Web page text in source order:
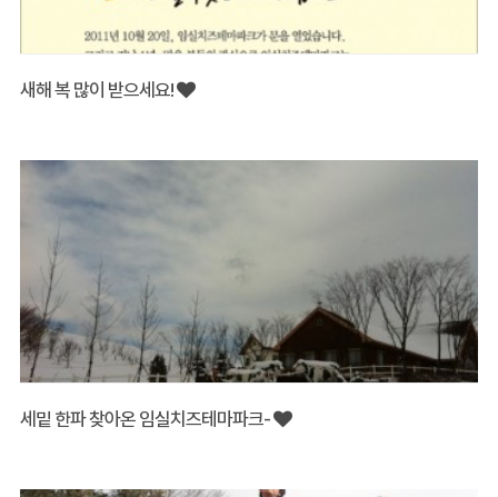
새해 복 많이 받으세요!
세밑 한파 찾아온 임실치즈테마파크-